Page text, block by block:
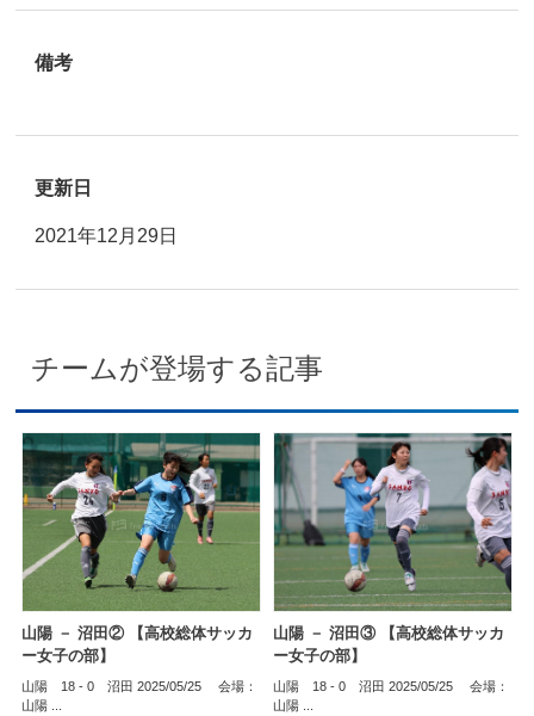
備考
更新日
2021年12月29日
チームが登場する記事
山陽 － 沼田② 【高校総体サッカ
ー女子の部】
山陽 18 - 0 沼田 2025/05/25 会場：
山陽 ...
山陽 － 沼田③ 【高校総体サッカ
ー女子の部】
山陽 18 - 0 沼田 2025/05/25 会場：
山陽 ...